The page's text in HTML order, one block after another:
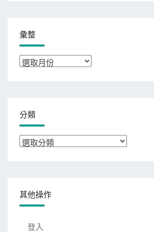
彙整
彙
分類
分
其他操作
登入